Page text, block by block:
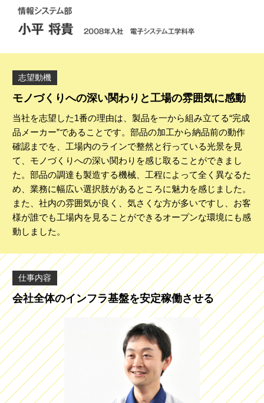
志望動機
モノづくりへの深い関わりと工場の雰囲気に感動
当社を志望した1番の理由は、製品を一から組み立てる“完成
品メーカー”であることです。部品の加工から納品前の動作
確認までを、工場内のラインで整然と行っている光景を見
て、モノづくりへの深い関わりを感じ取ることができまし
た。部品の調達も製造する機械、工程によって全く異なるた
め、業務に幅広い選択肢があるところに魅力を感じました。
また、社内の雰囲気が良く、気さくな方が多いですし、お客
様が誰でも工場内を見ることができるオープンな環境にも感
動しました。
仕事内容
会社全体のインフラ基盤を安定稼働させる